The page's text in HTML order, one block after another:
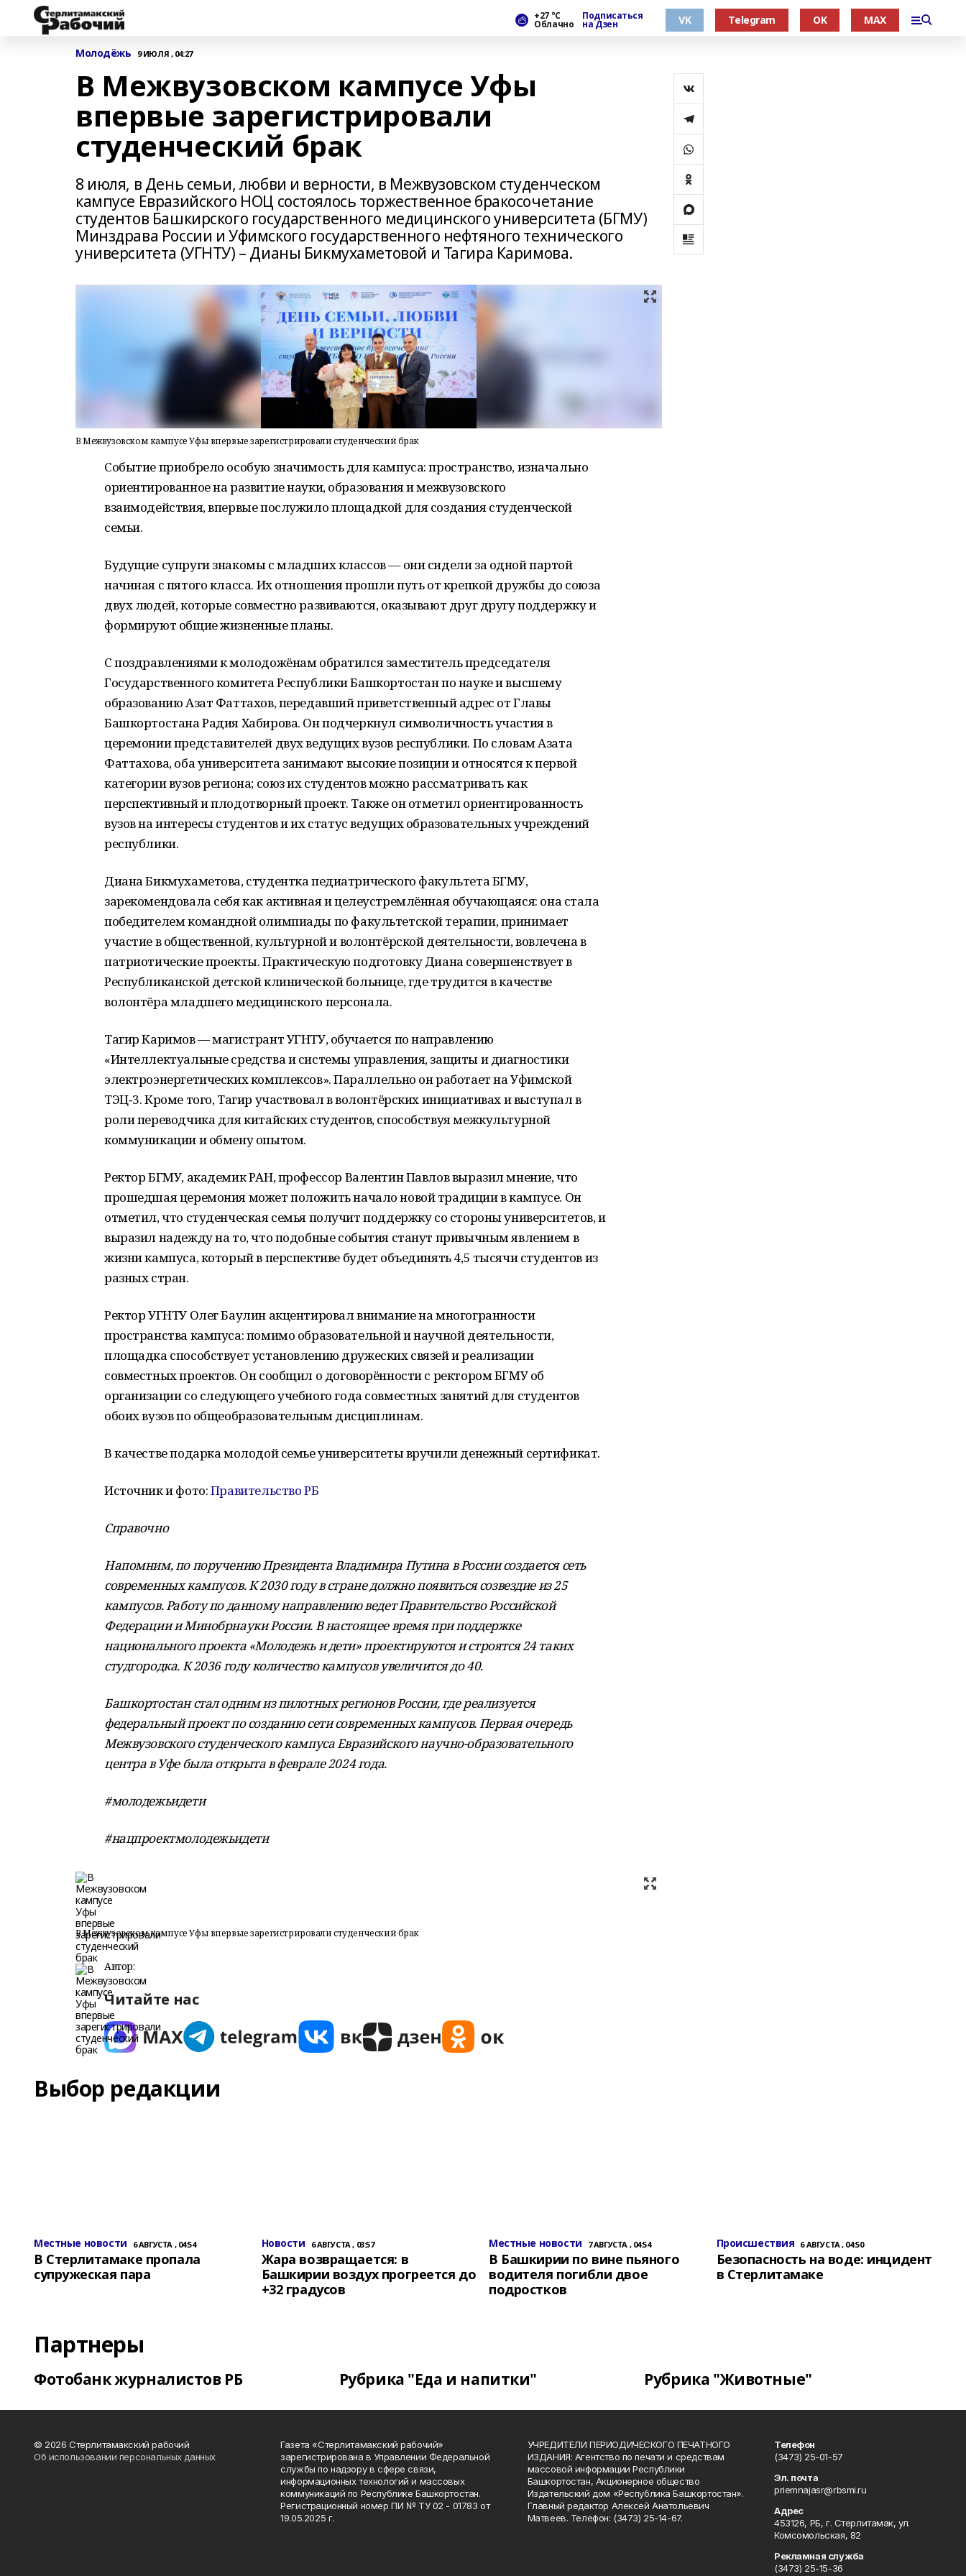
+27 °С
Облачно
Подписаться
на Дзен VK Telegram OK MAX
Молодёжь 9 ИЮЛЯ , 04:27
В Межвузовском кампусе Уфы
впервые зарегистрировали
студенческий брак
8 июля, в День семьи, любви и верности, в Межвузовском студенческом
кампусе Евразийского НОЦ состоялось торжественное бракосочетание
студентов Башкирского государственного медицинского университета (БГМУ)
Минздрава России и Уфимского государственного нефтяного технического
университета (УГНТУ) – Дианы Бикмухаметовой и Тагира Каримова.
В Межвузовском кампусе Уфы впервые зарегистрировали студенческий брак
Событиеприобрело особую значимостьдлякампуса:пространство,изначально
ориентированноенаразвитиенауки,образованияимежвузовского
взаимодействия,впервыепослужилоплощадкойдлясозданиястуденческой
семьи.
Будущие супругизнакомысмладшихклассов — онисиделиза однойпартой
начиная спятогокласса. Ихотношенияпрошлипутьоткрепкойдружбыдо союза
двухлюдей,которые совместноразвиваются,оказывают другдругуподдержкуи
формируют общиежизненныепланы.
Споздравлениямикмолодожёнамобратилсязаместительпредседателя
ГосударственногокомитетаРеспубликиБашкортостанпонаукеивысшему
образованиюАзат Фаттахов,передавшийприветственныйадрес отГлавы
БашкортостанаРадияХабирова. Онподчеркнулсимволичностьучастияв
церемониипредставителейдвухведущихвузовреспублики. По словамАзата
Фаттахова,обауниверситета занимают высокиепозициииотносятсякпервой
категориивузоврегиона;союзихстудентовможнорассматриватькак
перспективныйиплодотворныйпроект. Такжеонотметилориентированность
вузовнаинтересыстудентовиихстатусведущихобразовательныхучреждений
республики.
ДианаБикмухаметова,студенткапедиатрического факультетаБГМУ,
зарекомендовала себякакактивнаяицелеустремлённаяобучающаяся: она стала
победителемкоманднойолимпиадыпо факультетскойтерапии,принимает
участиевобщественной,культурнойиволонтёрскойдеятельности,вовлеченав
патриотическиепроекты.ПрактическуюподготовкуДиана совершенствуетв
Республиканскойдетскойклиническойбольнице,гдетрудитсявкачестве
волонтёрамладшегомедицинского персонала.
ТагирКаримов — магистрантУГНТУ,обучаетсяпонаправлению
«Интеллектуальныесредстваисистемыуправления,защитыидиагностики
электроэнергетическихкомплексов».Параллельно онработаетнаУфимской
ТЭЦ‑3.Крометого,Тагир участвовалвволонтёрскихинициативахивыступалв
ролипереводчика длякитайскихстудентов,способствуямежкультурной
коммуникациииобменуопытом.
РекторБГМУ,академикРАН,профессор ВалентинПавловвыразилмнение,что
прошедшаяцеремонияможетположитьначалоновойтрадициивкампусе. Он
отметил,что студенческаясемьяполучитподдержкусо стороныуниверситетов,и
выразилнадеждуна то,чтоподобныесобытиястанут привычнымявлениемв
жизникампуса,которыйвперспективебудет объединять4,5 тысячистудентовиз
разныхстран.
РекторУГНТУОлегБаулинакцентировалвниманиенамногогранности
пространства кампуса:помимо образовательнойинаучнойдеятельности,
площадка способствуетустановлению дружескихсвязейиреализации
совместныхпроектов. Онсообщил о договорённостис ректоромБГМУоб
организациисо следующегоучебногогода совместных занятийдля студентов
обоихвузовпо общеобразовательнымдисциплинам.
Вкачествеподаркамолодойсемьеуниверситетывручилиденежный сертификат.
Источник и фото:Правительство РБ
Справочно
Напомним, по поручению Президента Владимира Путина в России создается сеть
современных кампусов. К 2030 году в стране должно появиться созвездие из 25
кампусов. Работу по данному направлению ведет Правительство Российской
Федерации и Минобрнауки России. В настоящее время при поддержке
национального проекта «Молодежь и дети» проектируются и строятся 24 таких
студгородка. К 2036 году количество кампусов увеличится до 40.
Башкортостан стал одним из пилотных регионов России, где реализуется
федеральный проект по созданию сети современных кампусов. Первая очередь
Межвузовского студенческого кампуса Евразийского научно-образовательного
центра в Уфе была открыта в феврале 2024 года.
#молодежьидети
#нацпроектмолодежьидети
В Межвузовском кампусе Уфы впервые зарегистрировали студенческий брак
Автор:
Читайте нас
Выбор редакции
Местные новости 6 АВГУСТА , 04:54
В Стерлитамаке пропала
супружеская пара
Новости 6 АВГУСТА , 03:57
Жара возвращается: в
Башкирии воздух прогреется до
+32 градусов
Местные новости 7 АВГУСТА , 04:54
В Башкирии по вине пьяного
водителя погибли двое
подростков
Происшествия 6 АВГУСТА , 04:50
Безопасность на воде: инцидент
в Стерлитамаке
Партнеры
Фотобанк журналистов РБ Рубрика "Еда и напитки" Рубрика "Животные"
© 2026 Стерлитамакский рабочий
Об использовании персональных данных
Газета «Стерлитамакский рабочий»
зарегистрирована в Управлении Федеральной
службы по надзору в сфере связи,
информационных технологий и массовых
коммуникаций по Республике Башкортостан.
Регистрационный номер ПИ № ТУ 02 - 01783 от
19.05.2025 г.
УЧРЕДИТЕЛИ ПЕРИОДИЧЕСКОГО ПЕЧАТНОГО
ИЗДАНИЯ: Агентство по печати и средствам
массовой информации Республики
Башкортостан, Акционерное общество
Издательский дом «Республика Башкортостан».
Главный редактор Алексей Анатольевич
Матвеев. Телефон: (3473) 25-14-67.
Телефон
(3473) 25-01-57
Эл. почта
priemnajasr@rbsmi.ru
Адрес
453126, РБ, г. Стерлитамак, ул.
Комсомольская, 82
Рекламная служба
(3473) 25-15-36